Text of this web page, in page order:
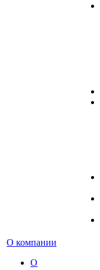
О компании
О